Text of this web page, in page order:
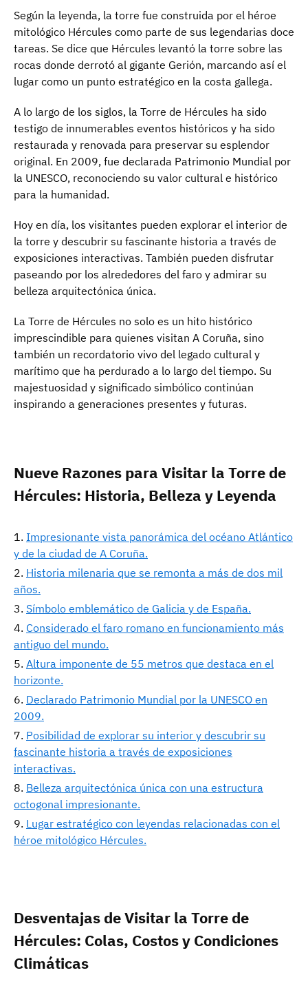
Según la leyenda, la torre fue construida por el héroe
mitológico Hércules como parte de sus legendarias doce
tareas. Se dice que Hércules levantó la torre sobre las
rocas donde derrotó al gigante Gerión, marcando así el
lugar como un punto estratégico en la costa gallega.
A lo largo de los siglos, la Torre de Hércules ha sido
testigo de innumerables eventos históricos y ha sido
restaurada y renovada para preservar su esplendor
original. En 2009, fue declarada Patrimonio Mundial por
la UNESCO, reconociendo su valor cultural e histórico
para la humanidad.
Hoy en día, los visitantes pueden explorar el interior de
la torre y descubrir su fascinante historia a través de
exposiciones interactivas. También pueden disfrutar
paseando por los alrededores del faro y admirar su
belleza arquitectónica única.
La Torre de Hércules no solo es un hito histórico
imprescindible para quienes visitan A Coruña, sino
también un recordatorio vivo del legado cultural y
marítimo que ha perdurado a lo largo del tiempo. Su
majestuosidad y significado simbólico continúan
inspirando a generaciones presentes y futuras.
Nueve Razones para Visitar la Torre de
Hércules: Historia, Belleza y Leyenda
Impresionante vista panorámica del océano Atlántico
y de la ciudad de A Coruña.
Historia milenaria que se remonta a más de dos mil
años.
Símbolo emblemático de Galicia y de España.
Considerado el faro romano en funcionamiento más
antiguo del mundo.
Altura imponente de 55 metros que destaca en el
horizonte.
Declarado Patrimonio Mundial por la UNESCO en
2009.
Posibilidad de explorar su interior y descubrir su
fascinante historia a través de exposiciones
interactivas.
Belleza arquitectónica única con una estructura
octogonal impresionante.
Lugar estratégico con leyendas relacionadas con el
héroe mitológico Hércules.
Desventajas de Visitar la Torre de
Hércules: Colas, Costos y Condiciones
Climáticas